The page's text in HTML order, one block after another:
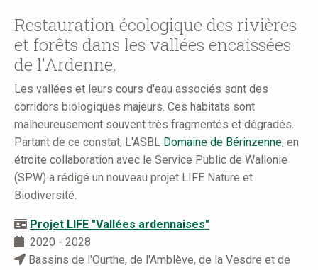
Restauration écologique des rivières
et forêts dans les vallées encaissées
de l'Ardenne.
Les vallées et leurs cours d'eau associés sont des
corridors biologiques majeurs. Ces habitats sont
malheureusement souvent très fragmentés et dégradés.
Partant de ce constat, L'ASBL Domaine de Bérinzenne, en
étroite collaboration avec le Service Public de Wallonie
(SPW) a rédigé un nouveau projet LIFE Nature et
Biodiversité.
Projet LIFE "Vallées ardennaises"
2020 - 2028
Bassins de l'Ourthe, de l'Amblève, de la Vesdre et de